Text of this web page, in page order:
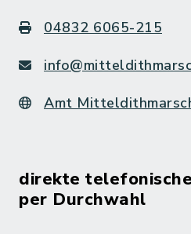
04832 6065-215
Amt
direkte
per Durchwahl